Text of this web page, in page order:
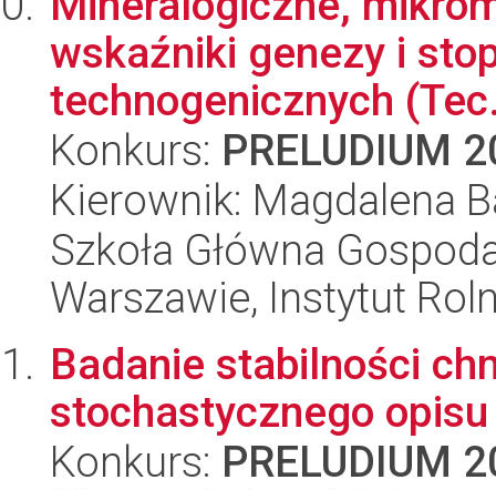
wskaźniki genezy i
technogenicznych
Konkurs: PRELUDIUM
Kierownik: Magdalena
Szkoła Główna
Warszawie, Instytut
Badanie stabilności
stochastycznego
Konkurs: PRELUDIUM